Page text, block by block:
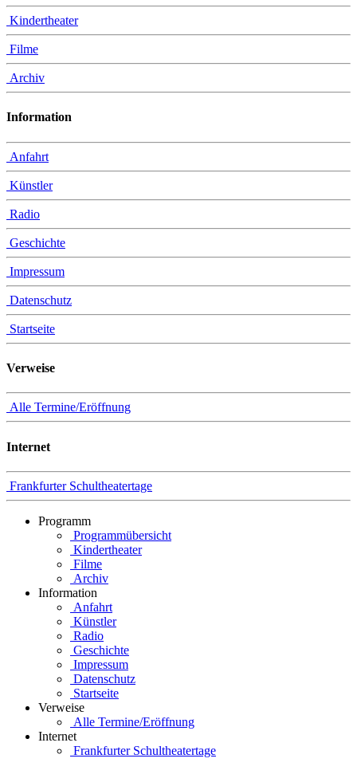
Kindertheater
Filme
Archiv
Information
Anfahrt
Künstler
Radio
Geschichte
Impressum
Datenschutz
Startseite
Verweise
Alle Termine/Eröffnung
Internet
Frankfurter Schultheatertage
Programm
Programmübersicht
Kindertheater
Filme
Archiv
Information
Anfahrt
Künstler
Radio
Geschichte
Impressum
Datenschutz
Startseite
Verweise
Alle Termine/Eröffnung
Internet
Frankfurter Schultheatertage